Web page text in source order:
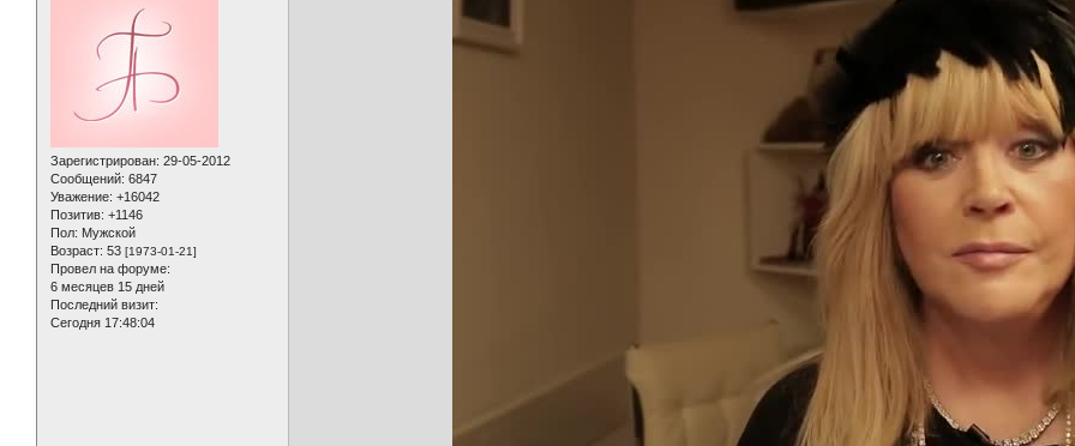
Зарегистрирован: 29-05-2012
Сообщений: 6847
Уважение: +16042
Позитив: +1146
Пол: Мужской
Возраст: 53 [1973-01-21]
Провел на форуме:
6 месяцев 15 дней
Последний визит:
Сегодня 17:48:04